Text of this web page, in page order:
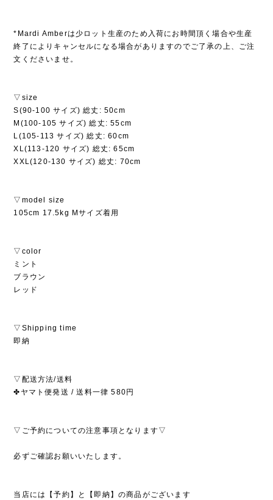
*Mardi Amberは少ロット生産のため入荷にお時間頂く場合や生産
終了によりキャンセルになる場合がありますのでご了承の上、ご注
文くださいませ。
▽size
S(90-100 サイズ) 総丈: 50cm
M(100-105 サイズ) 総丈: 55cm
L(105-113 サイズ) 総丈: 60cm
XL(113-120 サイズ) 総丈: 65cm
XXL(120-130 サイズ) 総丈: 70cm
▽model size
105cm 17.5kg Mサイズ着用
▽color
ミント
ブラウン
レッド
▽Shipping time
即納
▽配送方法/送料
✤ヤマト便発送 / 送料一律 580円
▽ご予約についての注意事項となります▽
必ずご確認お願いいたします。
当店には【予約】と【即納】の商品がございます